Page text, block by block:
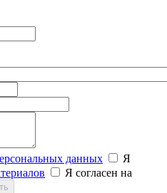
данных
Я
Я согласен на